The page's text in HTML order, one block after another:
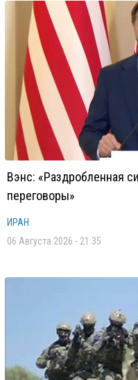
Вэнс: «Раздробленная
переговоры»
ИРАН
06 Августа 2026 - 21:35